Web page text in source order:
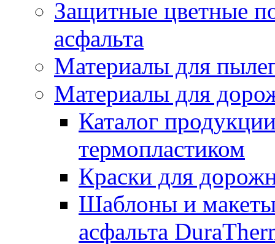
Защитные цветные
асфальта
Материалы для
Материалы для
Каталог
термопластиком
Краски для
Шаблоны и макеты
асфальта